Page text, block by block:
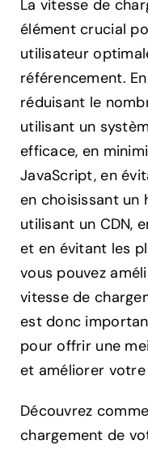
La vitesse de
élément crucial
utilisateur
référencement.
réduisant le
utilisant un
efficace, en
JavaScript, en
en choisissant un
utilisant un CDN,
et en évitant les
vous pouvez
vitesse de
est donc
pour offrir une
et améliorer
Découvrez
chargement de